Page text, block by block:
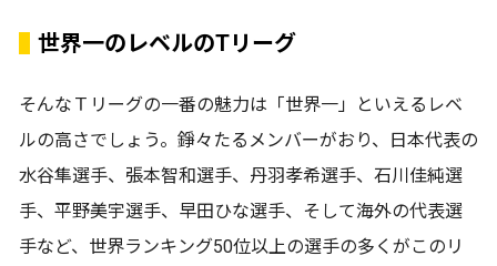
世界一のレベルのTリーグ
そんなＴリーグの一番の魅力は「世界一」といえるレベ
ルの高さでしょう。錚々たるメンバーがおり、日本代表の
水谷隼選手、張本智和選手、丹羽孝希選手、石川佳純選
手、平野美宇選手、早田ひな選手、そして海外の代表選
手など、世界ランキング50位以上の選手の多くがこのリ